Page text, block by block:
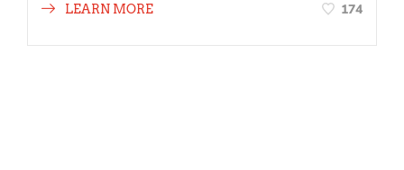
LEARN MORE 174